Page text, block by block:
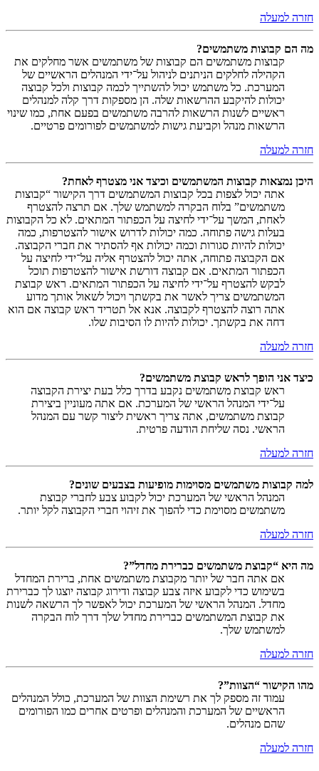
חזרה למעלה
מה הם קבוצות משתמשים?
קבוצות משתמשים הם קבוצות של משתמשים אשר מחלקים את
הקהילה לחלקים הניתנים לניהול על־ידי המנהלים הראשיים של
המערכת. כל משתמש יכול להשתייך לכמה קבוצות ולכל קבוצה
יכולות להיקבע ההרשאות שלה. הן מספקות דרך קלה למנהלים
ראשיים לשנות הרשאות להרבה משתמשים בפעם אחת, כמו שינוי
הרשאות מנהל וקביעת גישות למשתמשים לפורומים פרטיים.
חזרה למעלה
היכן נמצאות קבוצות המשתמשים וכיצד אני מצטרף לאחת?
אתה יכול לצפות בכל קבוצות המשתמשים דרך הקישור “קבוצות
משתמשים” בלוח הבקרה למשתמש שלך. אם תרצה להצטרף
לאחת, המשך על־ידי לחיצה על הכפתור המתאים. לא כל הקבוצות
בעלות גישה פתוחה. כמה יכולות לדרוש אישור להצטרפות, כמה
יכולות להיות סגורות וכמה יכולות אף להסתיר את חברי הקבוצה.
אם הקבוצה פתוחה, אתה יכול להצטרף אליה על־ידי לחיצה על
הכפתור המתאים. אם קבוצה דורשת אישור להצטרפות תוכל
לבקש להצטרף על־ידי לחיצה על הכפתור המתאים. ראש קבוצת
המשתמשים צריך לאשר את בקשתך ויכול לשאול אותך מדוע
אתה רוצה להצטרף לקבוצה. אנא אל תטריד ראש קבוצה אם הוא
דחה את בקשתך. יכולות להיות לו הסיבות שלו.
חזרה למעלה
כיצד אני הופך לראש קבוצת משתמשים?
ראש קבוצת משתמשים נקבע בדרך כלל בעת יצירת הקבוצה
על־ידי המנהל הראשי של המערכת. אם אתה מעוניין ביצירת
קבוצת משתמשים, אתה צריך ראשית ליצור קשר עם המנהל
הראשי. נסה שליחת הודעה פרטית.
חזרה למעלה
למה קבוצות משתמשים מסוימות מופיעות בצבעים שונים?
המנהל הראשי של המערכת יכול לקבוע צבע לחברי קבוצת
משתמשים מסוימת כדי להפוך את זיהוי חברי הקבוצה לקל יותר.
חזרה למעלה
מה היא “קבוצת משתמשים כברירת מחדל”?
אם אתה חבר של יותר מקבוצת משתמשים אחת, ברירת המחדל
בשימוש כדי לקבוע איזה צבע קבוצה ודירוג קבוצה יוצגו לך כברירת
מחדל. המנהל הראשי של המערכת יכול לאפשר לך הרשאה לשנות
את קבוצת המשתמשים כברירת מחדל שלך דרך לוח הבקרה
למשתמש שלך.
חזרה למעלה
מהו הקישור “הצוות”?
עמוד זה מספק לך את רשימת הצוות של המערכת, כולל המנהלים
הראשיים של המערכת והמנהלים ופרטים אחרים כמו הפורומים
שהם מנהלים.
חזרה למעלה